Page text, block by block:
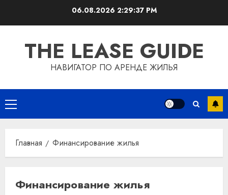
06.08.2026 2:29:37 PM
THE LEASE GUIDE
НАВИГАТОР ПО АРЕНДЕ ЖИЛЬЯ
Основное
меню
Главная Финансирование жилья
Финансирование жилья